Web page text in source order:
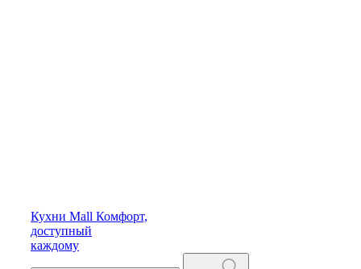
Кухни Mall Комфорт,
доступный
каждому